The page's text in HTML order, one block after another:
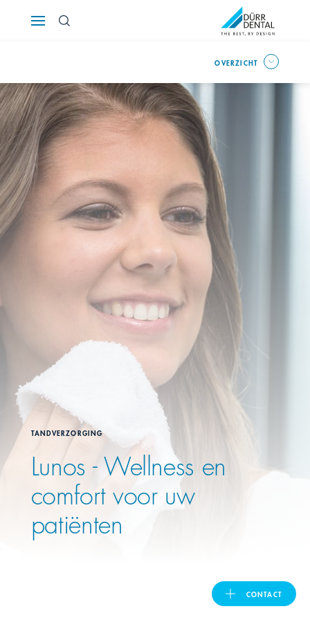
Россия
România
Suomi
Sverige
Switzerland DE FR IT
United Kingdom
ASIA PACIFIC
Australia
India
日本
CONTACT
OVERZICHT
TANDVERZORGING
Lunos - Wellness en
comfort voor uw
patiënten